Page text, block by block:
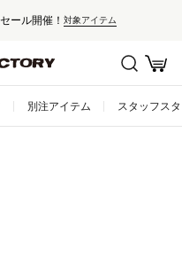
ール開催！ 対象アイテム
別注アイテム スタッフス